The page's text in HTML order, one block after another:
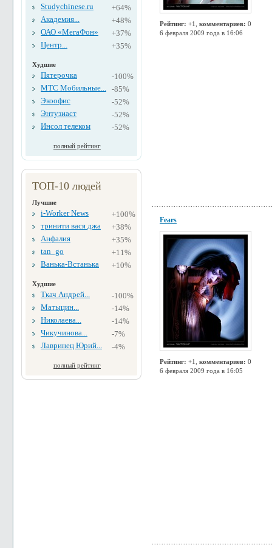
Studychinese.ru
+64%
Академия...
+48%
ОАО «МегаФон»
+37%
Центр...
+35%
Худшие
Пятерочка
-100%
МТС Мобильные... -85%
Экоофис
-52%
Энтузиаст
-52%
Инсол телеком
-52%
полный рейтинг
ТОП-10 людей
Лучшие
i-Worker News
+100%
тринити вася джа
+38%
Анфалия
+35%
tan_go
+11%
Ванька-Встанька
+10%
Худшие
Ткач Андрей...
-100%
Матыцин...
-14%
Николаева...
-14%
Чикучинова...
-7%
Лавринец Юрий...
-4%
полный рейтинг
Рейтинг: +1, комментариев: 0
6 февраля 2009 года в 16:06
Fears
Рейтинг: +1, комментариев: 0
6 февраля 2009 года в 16:05